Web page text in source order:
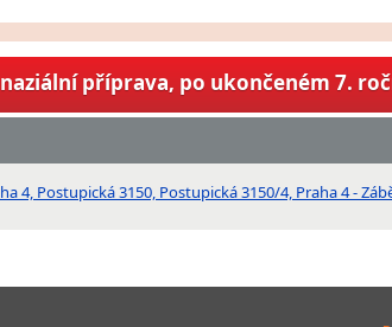
příprava, po ukončeném 7.
4, Postupická 3150, Postupická 3150/4, Praha 4 -